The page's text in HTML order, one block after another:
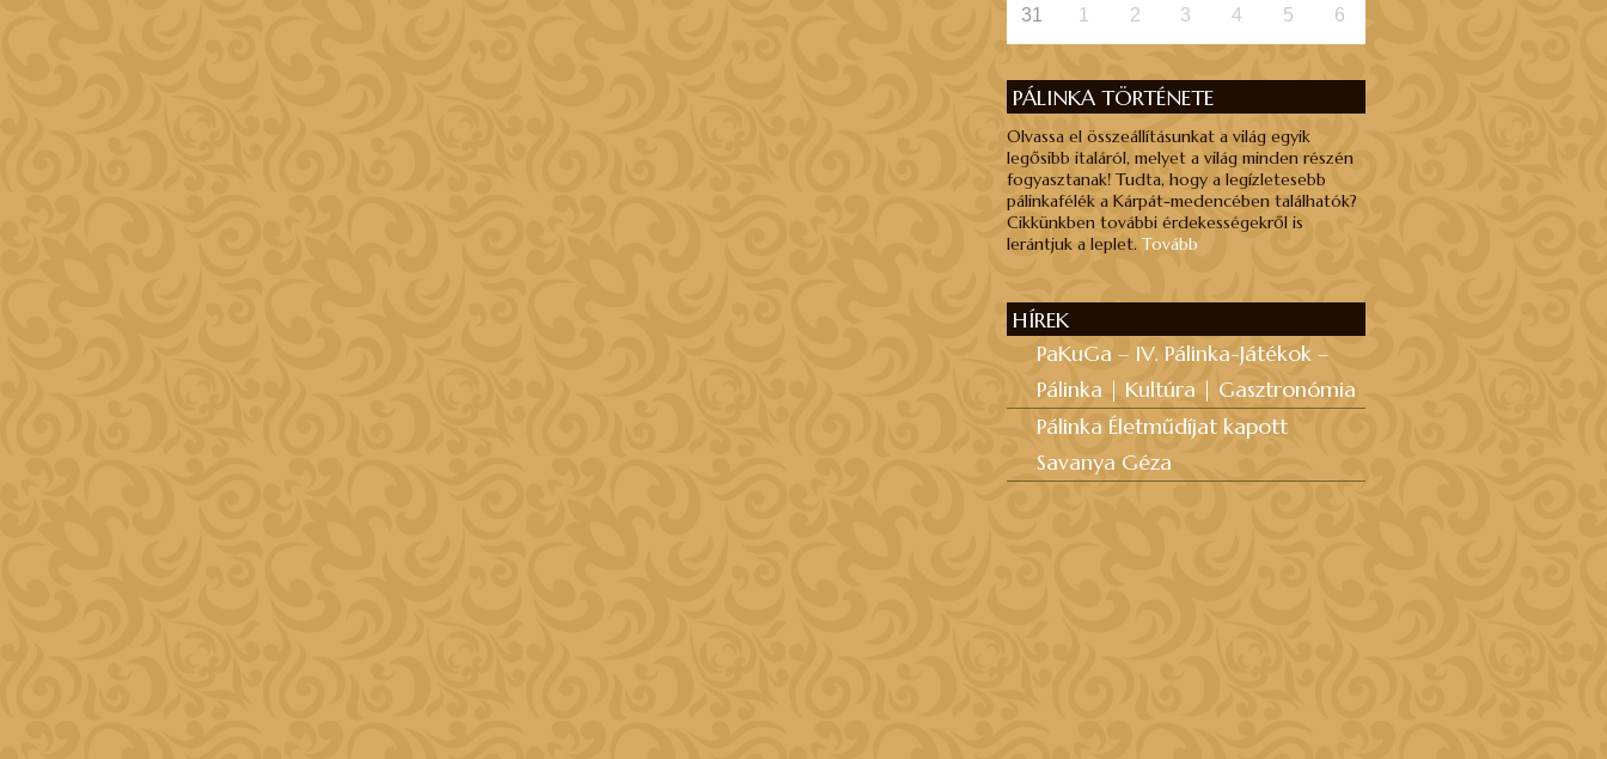
31 1 2 3 4 5 6
PÁLINKA TÖRTÉNETE
Olvassa el összeállításunkat a világ egyik
legősibb italáról, melyet a világ minden részén
fogyasztanak! Tudta, hogy a legízletesebb
pálinkafélék a Kárpát-medencében találhatók?
Cikkünkben további érdekességekről is
lerántjuk a leplet. Tovább
HÍREK
PaKuGa – IV. Pálinka-Játékok –
Pálinka | Kultúra | Gasztronómia
Pálinka Életműdíjat kapott
Savanya Géza